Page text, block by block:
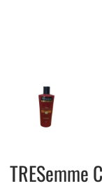
TRESemme